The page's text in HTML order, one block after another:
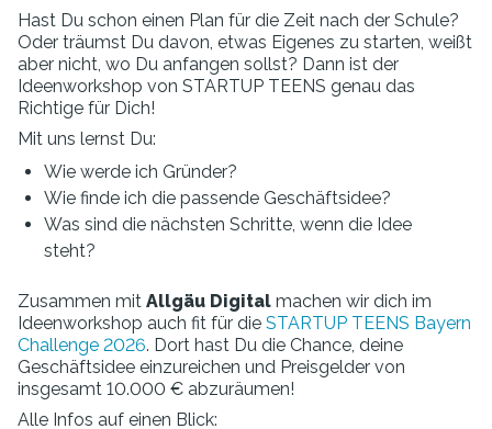
Hast Du schon einen Plan für die Zeit nach der Schule?
Oder träumst Du davon, etwas Eigenes zu starten, weißt
aber nicht, wo Du anfangen sollst? Dann ist der
Ideenworkshop von STARTUP TEENS genau das
Richtige für Dich!
Mit uns lernst Du:
Wie werde ich Gründer?
Wie finde ich die passende Geschäftsidee?
Was sind die nächsten Schritte, wenn die Idee
steht?
Zusammen mit Allgäu Digital machen wir dich im
Ideenworkshop auch fit für die STARTUP TEENS Bayern
Challenge 2026. Dort hast Du die Chance, deine
Geschäftsidee einzureichen und Preisgelder von
insgesamt 10.000 € abzuräumen!
Alle Infos auf einen Blick: